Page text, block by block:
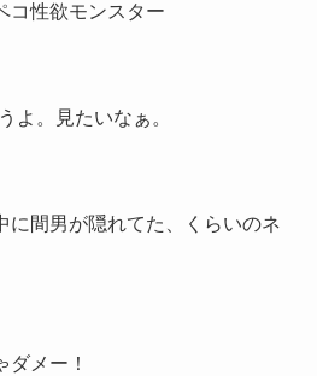
コ性欲モンスター
よ。見たいなぁ。
に間男が隠れてた、くらいのネ
ダメー！